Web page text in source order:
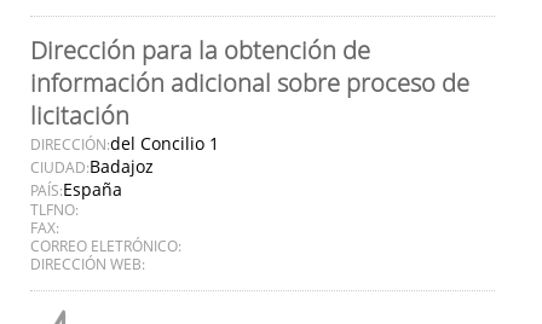
Dirección para la obtención de
información adicional sobre proceso de
licitación
DIRECCIÓN:del Concilio 1
CIUDAD:Badajoz
PAÍS:España
TLFNO:
FAX:
CORREO ELETRÓNICO:
DIRECCIÓN WEB: